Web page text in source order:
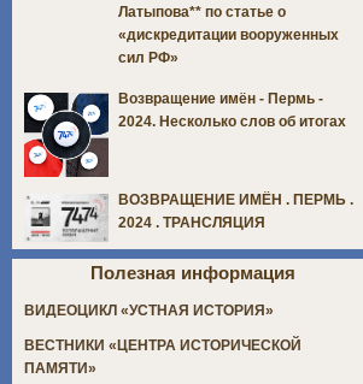
Латыпова** по статье о
«дискредитации вооруженных
сил РФ»
Возвращение имён - Пермь -
2024. Несколько слов об итогах
ВОЗВРАЩЕНИЕ ИМЁН . ПЕРМЬ .
2024 . ТРАНСЛЯЦИЯ
Полезная информация
ВИДЕОЦИКЛ «УСТНАЯ ИСТОРИЯ»
ВЕСТНИКИ «ЦЕНТРА ИСТОРИЧЕСКОЙ
ПАМЯТИ»